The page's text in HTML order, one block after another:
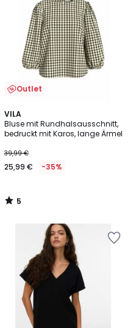
Outlet
VILA
Bluse mit Rundhalsausschnitt,
bedruckt mit Karos, lange Ärmel
39,99 €
25,99 € -35%
5
/
5
5
/